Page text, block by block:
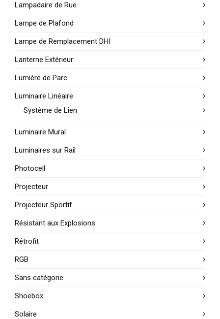
Lampadaire de Rue
Lampe de Plafond
Lampe de Remplacement DHI
Lanterne Extérieur
Lumière de Parc
Luminaire Linéaire
Système de Lien
Luminaire Mural
Luminaires sur Rail
Photocell
Projecteur
Projecteur Sportif
Résistant aux Explosions
Rétrofit
RGB
Sans catégorie
Shoebox
Solaire